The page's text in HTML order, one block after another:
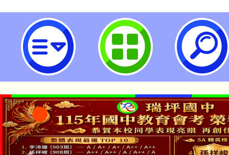
龍潭自造教育及科技中心114年09
習-桃園市立瑞坪國民中學